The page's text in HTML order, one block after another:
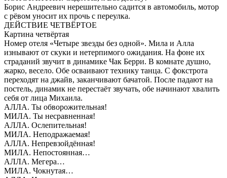
Борис Андреевич нерешительно садится в автомобиль, мотор
с рёвом уносит их прочь с переулка.
ДЕЙСТВИЕ ЧЕТВЁРТОЕ
Картина четвёртая
Номер отеля «Четыре звезды без одной». Мила и Алла
изнывают от скуки и нетерпимого ожидания. На фоне их
страданий звучит в динамике Чак Берри. В комнате душно,
жарко, весело. Обе осваивают технику танца. С фокстрота
переходят на джайв, заканчивают бачатой. После падают на
постель, динамик не перестаёт звучать, обе начинают хвалить
себя от лица Михаила.
АЛЛА. Ты обворожительная!
МИЛА. Ты несравненная!
АЛЛА. Ослепительная!
МИЛА. Неподражаемая!
АЛЛА. Непревзойдённая!
МИЛА. Непостоянная…
АЛЛА. Мегера…
МИЛА. Чокнутая…